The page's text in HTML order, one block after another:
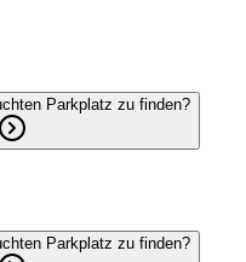
Parkplatz zu finden?
Parkplatz zu finden?